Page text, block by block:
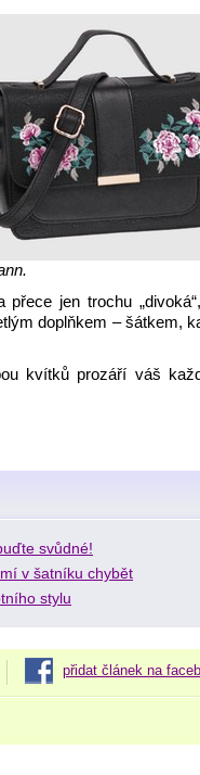
jen trochu
doplňkem – šátkem,
kvítků prozáří váš
svůdné!
v šatníku chybět
stylu
přidat článek na